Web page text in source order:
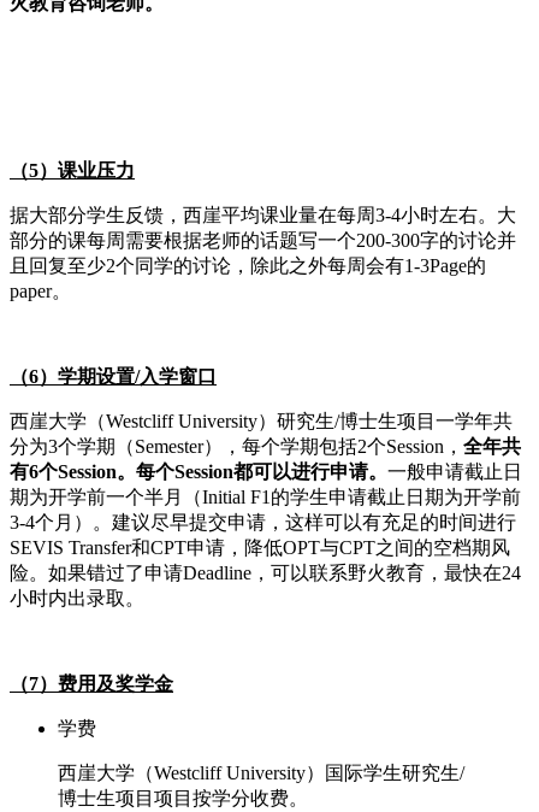
（5）课业压力
据大部分学生反馈，西崖平均课业量在每周3-4小时左右。大
部分的课每周需要根据老师的话题写一个200-300字的讨论并
且回复至少2个同学的讨论，除此之外每周会有1-3Page的
paper。
（6）学期设置/入学窗口
西崖大学（Westcliff University）研究生/博士生项目一学年共
分为3个学期（Semester），每个学期包括2个Session， 全年共
有6个Session。每个Session都可以进行申请。 一般申请截止日
期为开学前一个半月（Initial F1的学生申请截止日期为开学前
3-4个月）。建议尽早提交申请，这样可以有充足的时间进行
SEVIS Transfer和CPT申请，降低OPT与CPT之间的空档期风
险。如果错过了申请Deadline，可以联系野火教育，最快在24
小时内出录取。
（7）费用及奖学金
学费
西崖大学（Westcliff University）国际学生研究生/
博士生项目项目按学分收费。